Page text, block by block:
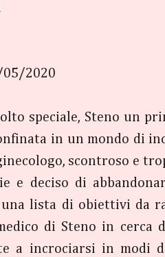
05/2020
speciale, Steno un
in un mondo di
scontroso e
e deciso di
lista di obiettivi da
di Steno in cerca
a incrociarsi in modi